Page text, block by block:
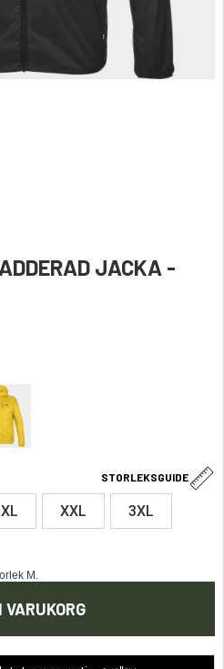
JACKA -
STORLEKSGUIDE
XL XXL 3XL
M.
VARUKORG